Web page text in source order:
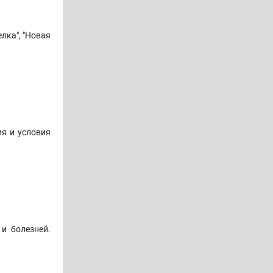
"Новая
и условия
болезней.